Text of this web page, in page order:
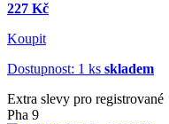
227 Kč
Koupit
Dostupnost: 1 ks skladem
Extra slevy pro registrované
Pha 9